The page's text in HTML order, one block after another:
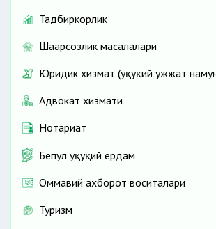
Тадбиркорлик
Шаҳарсозлик масалалари
Юридик хизмат (ҳуқуқий ҳужжат
Адвокат хизмати
Нотариат
Бепул ҳуқуқий ёрдам
Оммавий ахборот воситалари
Туризм